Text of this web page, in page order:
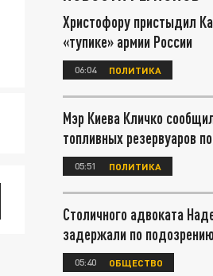
Христофору пристыдил
«тупике» армии России
06:04 ПОЛИТИКА
Мэр Киева Кличко
топливных резервуаров
05:51 ПОЛИТИКА
Столичного адвоката
задержали по
05:40 ОБЩЕСТВО